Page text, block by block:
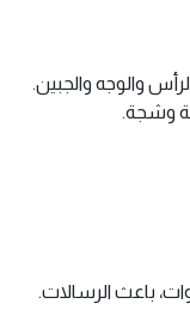
والوجه والجبين.
وشجة.
باعث الرسالات.